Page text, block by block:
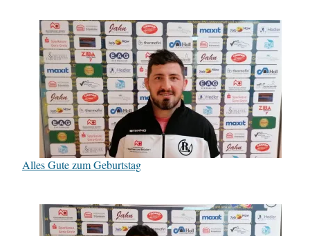
Alles Gute zum Geburtstag